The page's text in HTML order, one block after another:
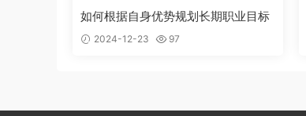
如何根据自身优势规划长期职业目标
2024-12-23 97